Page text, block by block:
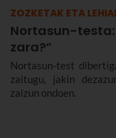
ZOZKETAK ETA
Nortasun-
zara?”
Nortasun-test
zaitugu, jakin
zaizun ondoen.